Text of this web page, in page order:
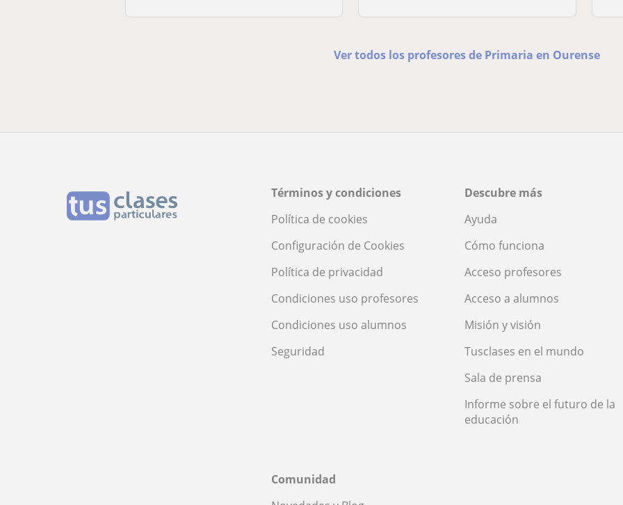
Ver todos los profesores de Primaria en Ourense
Términos y condiciones
Política de cookies
Configuración de Cookies
Política de privacidad
Condiciones uso profesores
Condiciones uso alumnos
Seguridad
Descubre más
Ayuda
Cómo funciona
Acceso profesores
Acceso a alumnos
Misión y visión
Tusclases en el mundo
Sala de prensa
Informe sobre el futuro de la
educación
Comunidad